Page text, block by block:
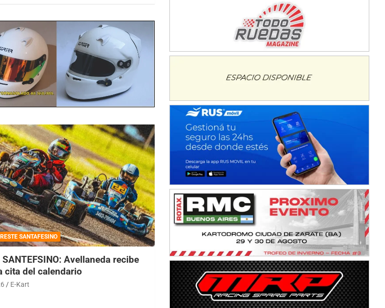
SANTAFESINO
SANTEFSINO: Avellaneda recibe
cita del calendario
E-Kart
SUR SANTAFESINO - F4
José Samuel Sánchez (Tierra)
El Timbó (Tucumán)